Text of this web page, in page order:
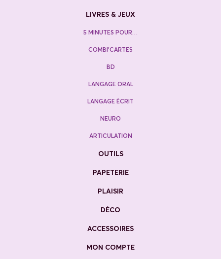
LIVRES & JEUX
5 MINUTES POUR…
COMBI’CARTES
BD
LANGAGE ORAL
LANGAGE ÉCRIT
NEURO
ARTICULATION
OUTILS
PAPETERIE
PLAISIR
DÉCO
ACCESSOIRES
MON COMPTE